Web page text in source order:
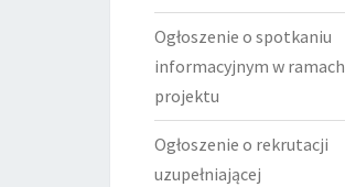
Ogłoszenie o spotkaniu
informacyjnym w ramach
projektu
Ogłoszenie o rekrutacji
uzupełniającej